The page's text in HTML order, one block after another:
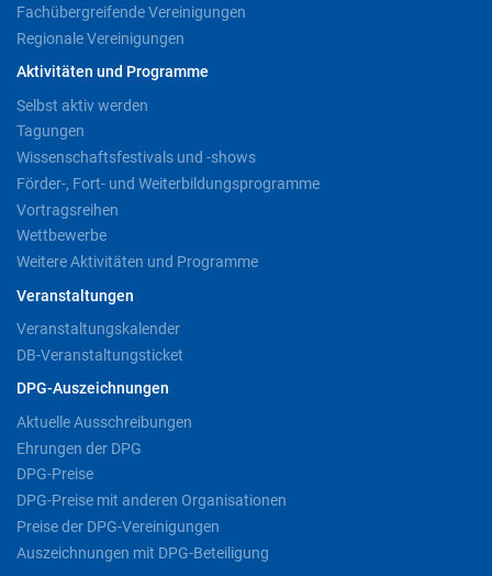
Fachübergreifende Vereinigungen
Regionale Vereinigungen
Aktivitäten und Programme
Selbst aktiv werden
Tagungen
Wissenschaftsfestivals und -shows
Förder-, Fort- und Weiterbildungsprogramme
Vortragsreihen
Wettbewerbe
Weitere Aktivitäten und Programme
Veranstaltungen
Veranstaltungskalender
DB-Veranstaltungsticket
DPG-Auszeichnungen
Aktuelle Ausschreibungen
Ehrungen der DPG
DPG-Preise
DPG-Preise mit anderen Organisationen
Preise der DPG-Vereinigungen
Auszeichnungen mit DPG-Beteiligung